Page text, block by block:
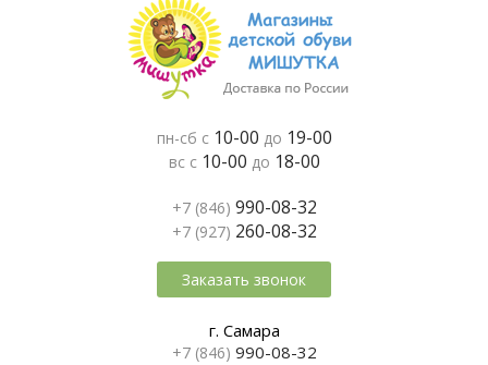
пн-сб с 10-00 до 19-00
вс с 10-00 до 18-00
+7 (846) 990-08-32
+7 (927) 260-08-32
Заказать звонок
г. Самара
+7 (846) 990-08-32